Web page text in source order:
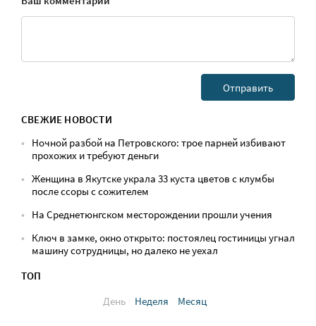
СВЕЖИЕ НОВОСТИ
Ночной разбой на Петровского: трое парней избивают
прохожих и требуют деньги
Женщина в Якутске украла 33 куста цветов с клумбы
после ссоры с сожителем
На Среднетюнгском месторождении прошли учения
Ключ в замке, окно открыто: постоялец гостиницы угнал
машину сотрудницы, но далеко не уехал
ТОП
День
Неделя Месяц